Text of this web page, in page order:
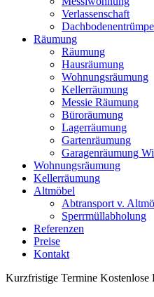
Verlassenschaft
Räumung
Räumung
Hausräumung
Wohnungsräumung
Kellerräumung
Messie Räumung
Büroräumung
Lagerräumung
Gartenräumung
Garagenräumung
Wohnungsräumung
Kellerräumung
Altmöbel
Abtransport v.
Sperrmüllabholung
Referenzen
Preise
Kontakt
Kurzfristige Termine Kostenlose